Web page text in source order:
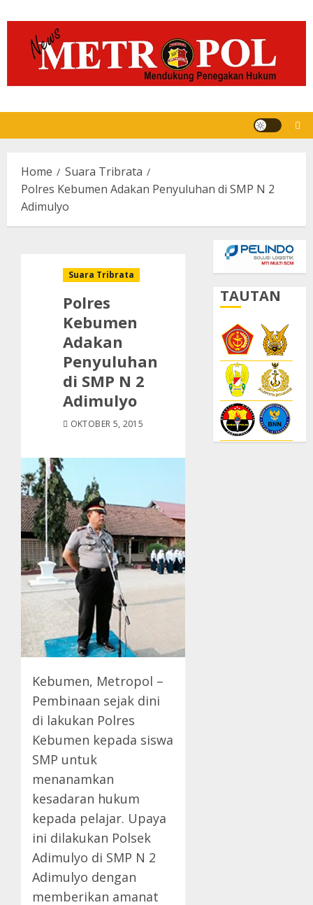
to
content
Home
Suara Tribrata
Polres Kebumen Adakan Penyuluhan di SMP N 2
Adimulyo
Suara Tribrata
Polres
Kebumen
Adakan
Penyuluhan
di SMP N 2
Adimulyo
OKTOBER 5, 2015
Kebumen, Metropol –
Pembinaan sejak dini
di lakukan Polres
Kebumen kepada siswa
SMP untuk
menanamkan
kesadaran hukum
kepada pelajar. Upaya
ini dilakukan Polsek
Adimulyo di SMP N 2
Adimulyo dengan
memberikan amanat
TAUTAN